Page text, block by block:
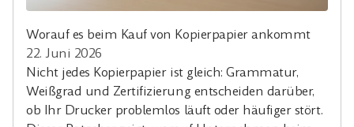
Worauf es beim Kauf von Kopierpapier ankommt
22. Juni 2026
Nicht jedes Kopierpapier ist gleich: Grammatur,
Weißgrad und Zertifizierung entscheiden darüber,
ob Ihr Drucker problemlos läuft oder häufiger stört.